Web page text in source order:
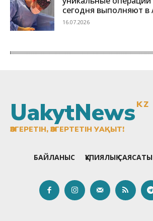
UakytNewsKZ
ӨЗГЕРЕТІН, ӨЗГЕРТЕТІН УАҚЫТ!
БАЙЛАНЫС ҚҰПИЯЛЫҚ САЯСАТЫ